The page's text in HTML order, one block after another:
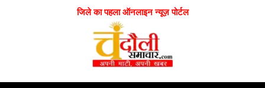
जिले का पहला ऑनलाइन न्यूज़ पोर्टल